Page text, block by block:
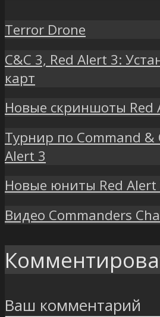
Terror Drone
C&C 3, Red Alert 3:
карт
Новые скриншоты Red
Турнир по Command &
Alert 3
Новые юниты Red Alert
Видео Commanders
Ваш комментарий